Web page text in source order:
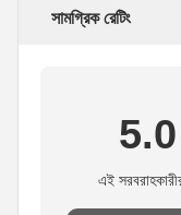
সামগ্রিক রেটিং
5.0
এই